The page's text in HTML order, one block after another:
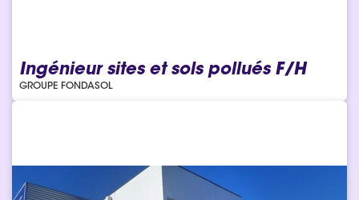
Ingénieur sites et sols pollués F/H
GROUPE FONDASOL